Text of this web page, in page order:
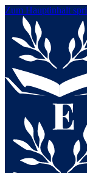
Zum Hauptinhalt